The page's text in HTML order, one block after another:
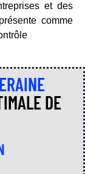
et des
comme
DE